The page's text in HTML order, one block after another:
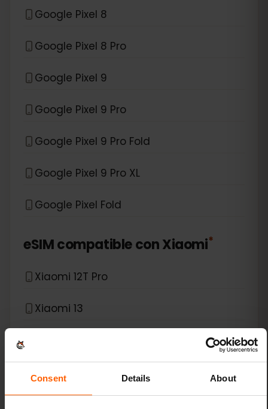
Consent Details About
Google Pixel 8
Google Pixel 8 Pro
Google Pixel 9
Google Pixel 9 Pro
Google Pixel 9 Pro Fold
Google Pixel 9 Pro XL
Google Pixel Fold
eSIM compatible conXiaomi*
Xiaomi 12T Pro
Xiaomi 13
Xiaomi 13 Pro